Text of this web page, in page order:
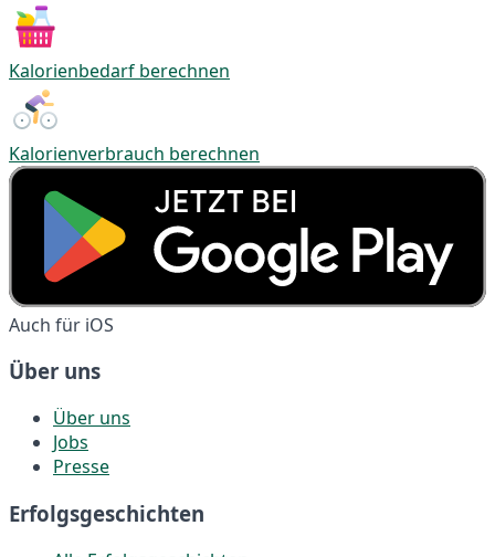
Kalorienbedarf berechnen
Kalorienverbrauch berechnen
Auch für iOS
Über uns
Über uns
Jobs
Presse
Erfolgsgeschichten